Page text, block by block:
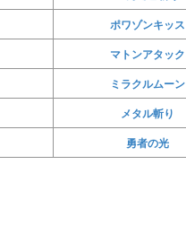
ポワゾンキッス
マトンアタック
ミラクルムーン
メタル斬り
勇者の光